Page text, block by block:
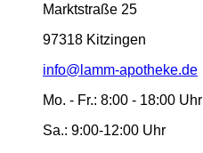
Marktstraße 25
97318 Kitzingen
info@lamm-apotheke.de
Mo. - Fr.: 8:00 - 18:00 Uhr
Sa.: 9:00-12:00 Uhr